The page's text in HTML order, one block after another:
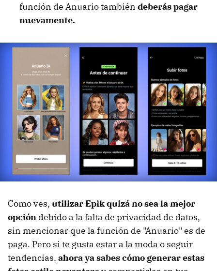
función de Anuario también deberás pagar
nuevamente.
Como ves, utilizar Epik quizá no sea la mejor
opción debido a la falta de privacidad de datos,
sin mencionar que la función de "Anuario" es de
paga. Pero si te gusta estar a la moda o seguir
tendencias, ahora ya sabes cómo generar estas